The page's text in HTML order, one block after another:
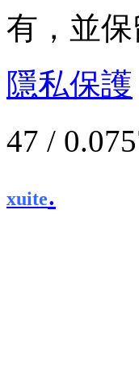
有，並保
隱私保護
47 /
xuite.